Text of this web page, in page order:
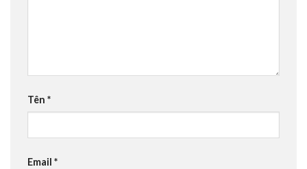
Tên *
Email *